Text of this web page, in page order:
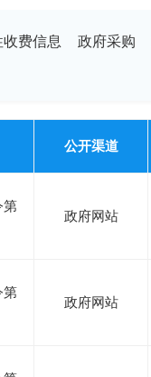
费信息 政府采购
公开渠道
第
政府网站
第
政府网站